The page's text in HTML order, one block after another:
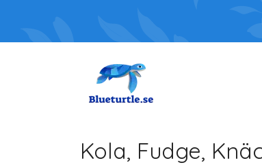
Kola, Fudge,